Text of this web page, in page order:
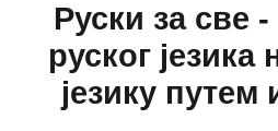
Руски за све
руског
језику путем